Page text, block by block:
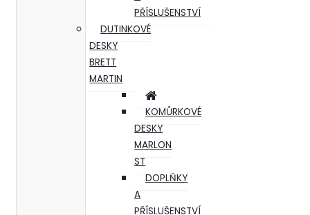
PŘÍSLUŠENSTVÍ
DUTINKOVÉ
DESKY
BRETT
MARTIN
KOMŮRKOVÉ
DESKY
MARLON
ST
DOPLŇKY
A
PŘÍSLUŠENSTVÍ